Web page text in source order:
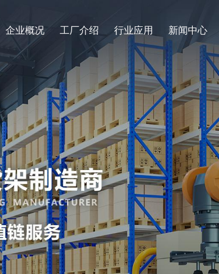
企业概况 工厂介绍 行业应用 新闻中心